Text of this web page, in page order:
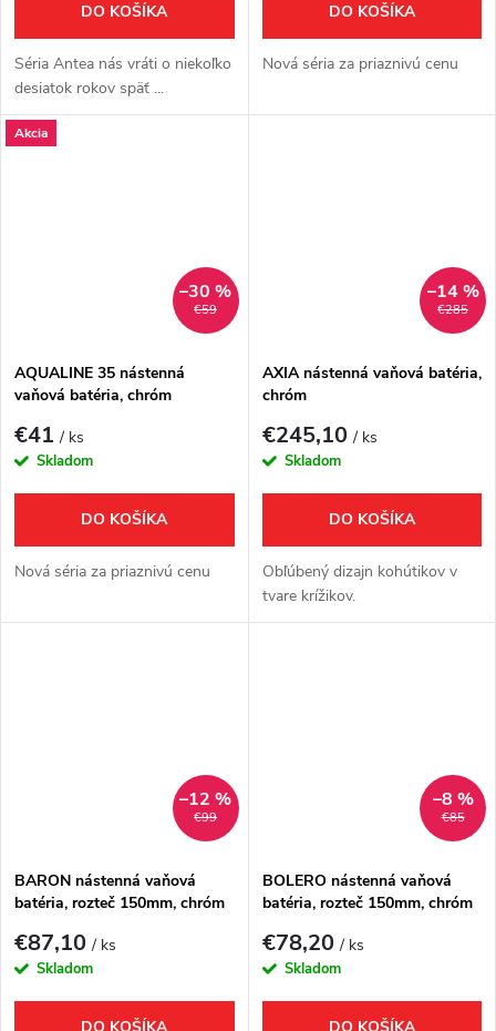
DO KOŠÍKA
Séria Antea nás vráti o niekoľko
desiatok rokov späť ...
DO KOŠÍKA
Nová séria za priaznivú cenu
Akcia
€59
–30 %
AQUALINE 35 nástenná
vaňová batéria, chróm
€41/ ks
Skladom
DO KOŠÍKA
Nová séria za priaznivú cenu
€285
–14 %
AXIA nástenná vaňová batéria,
chróm
€245,10/ ks
Skladom
DO KOŠÍKA
Obľúbený dizajn kohútikov v
tvare krížikov.
€99
–12 %
BARON nástenná vaňová
batéria, rozteč 150mm, chróm
€87,10/ ks
Skladom
DO KOŠÍKA
€85
–8 %
BOLERO nástenná vaňová
batéria, rozteč 150mm, chróm
€78,20/ ks
Skladom
DO KOŠÍKA